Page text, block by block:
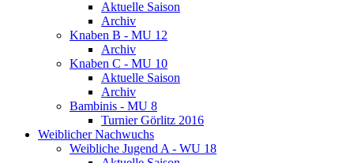
Aktuelle Saison
Archiv
Knaben B - MU 12
Archiv
Knaben C - MU 10
Aktuelle Saison
Archiv
Bambinis - MU 8
Turnier Görlitz 2016
Weiblicher Nachwuchs
Weibliche Jugend A - WU 18